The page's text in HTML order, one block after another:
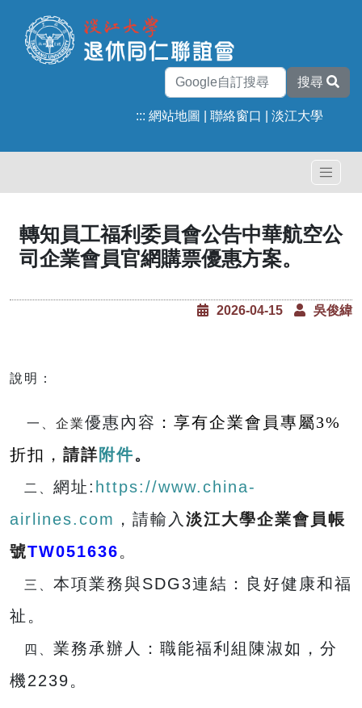
搜尋
::: 網站地圖 聯絡窗口 淡江大學
轉知員工福利委員會公告中華航空公
司企業會員官網購票優惠方案。
2026-04-15 吳俊緯
說明：
一、 企業優惠內容 ：享有企業會員專屬3%
折扣， 請詳附件。
二、 網址: https://www.china-
airlines.com ，請輸入 淡江大學企業會員帳
號TW051636。
三、 本項業務與SDG3連結：良好健康和福
祉。
四、 業務承辦人：職能福利組陳淑如，分
機2239。